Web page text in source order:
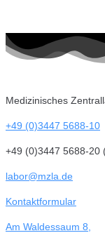
Medizinisches
+49 (0)3447 5688-10
+49 (0)3447 5688-20
labor@mzla.de
Kontaktformular
Am Waldessaum 8,